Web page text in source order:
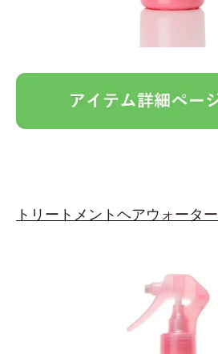
トリートメントヘアウォーター